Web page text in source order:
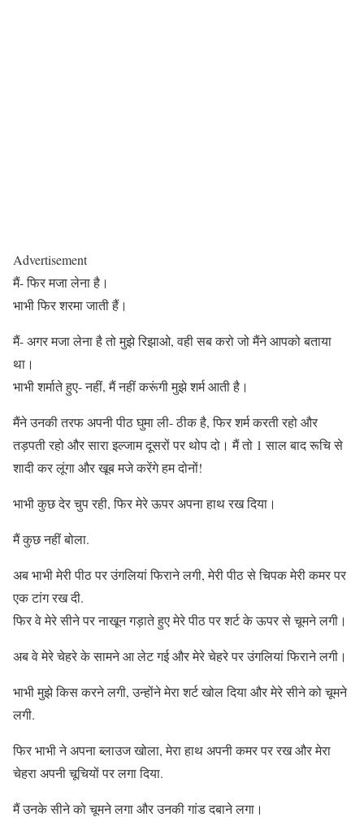
Advertisement
मैं- फिर मजा लेना है।
भाभी फिर शरमा जाती हैं।
मैं- अगर मजा लेना है तो मुझे रिझाओ, वही सब करो जो मैंने आपको बताया
था।
भाभी शर्माते हुए- नहीं, मैं नहीं करूंगी मुझे शर्म आती है।
मैंने उनकी तरफ अपनी पीठ घुमा ली- ठीक है, फिर शर्म करती रहो और
तड़पती रहो और सारा इल्जाम दूसरों पर थोप दो। मैं तो 1 साल बाद रूचि से
शादी कर लूंगा और खूब मजे करेंगे हम दोनों!
भाभी कुछ देर चुप रही, फिर मेरे ऊपर अपना हाथ रख दिया।
मैं कुछ नहीं बोला.
अब भाभी मेरी पीठ पर उंगलियां फिराने लगी, मेरी पीठ से चिपक मेरी कमर पर
एक टांग रख दी.
फिर वे मेरे सीने पर नाखून गड़ाते हुए मेरे पीठ पर शर्ट के ऊपर से चूमने लगी।
अब वे मेरे चेहरे के सामने आ लेट गई और मेरे चेहरे पर उंगलियां फिराने लगी।
भाभी मुझे किस करने लगी, उन्होंने मेरा शर्ट खोल दिया और मेरे सीने को चूमने
लगी.
फिर भाभी ने अपना ब्लाउज खोला, मेरा हाथ अपनी कमर पर रख और मेरा
चेहरा अपनी चूचियों पर लगा दिया.
मैं उनके सीने को चूमने लगा और उनकी गांड दबाने लगा।